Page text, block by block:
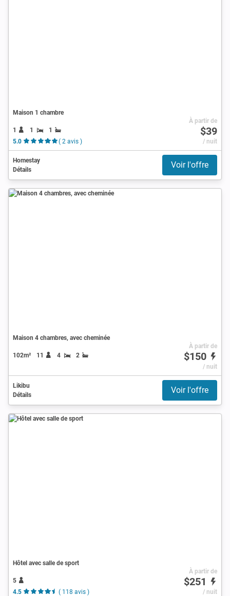
Maison 1 chambre
1 1
1
5.0
( 2 avis )
À partir de
$39
/ nuit
Homestay
Détails
Voir l'offre
Maison 4 chambres, avec cheminée
102m² 11 4 2
À partir de
$150
/ nuit
Likibu
Détails
Voir l'offre
Hôtel avec salle de sport
5
4.5
( 118 avis )
À partir de
$251
/ nuit